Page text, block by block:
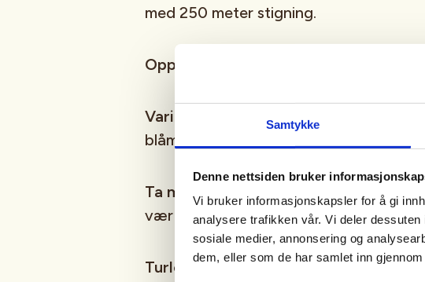
Samtykke
Denne nettsiden bruker
Vi bruker informasjonskapsler for å gi
analysere trafikken vår. Vi deler
sosiale medier, annonsering og
dem, eller som de har samlet inn
med 250 meter stigning.
Oppmøte:
Varighet:
3,5 timer og 9 km. Turen blir
blåmerkede stier med litt grusveier.
Ta med: Sitteunderlag, godt fottøy,
vær og vind. Ekstra klær til pause.
Turledere: Olav Petter og Annbjørg